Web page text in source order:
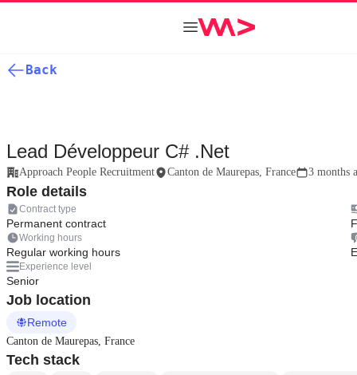
Back
Lead Développeur C# .Net
Approach People Recruitment Canton de Maurepas, France 3 months
Role details
Contract type
Permanent contract
Working hours
Regular working hours
Experience level
Senior
Job location
Remote
Canton de Maurepas, France
Tech stack